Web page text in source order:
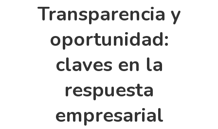
Transparencia y
oportunidad:
claves en la
respuesta
empresarial